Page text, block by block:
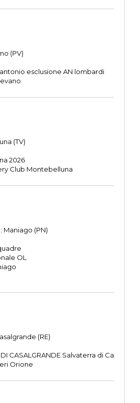
(PV)
esclusione AN lombardi
(TV)
2026
Club Montebelluna
Maniago (PN)
OL
(RE)
DI CASALGRANDE Salvaterra di Ca
Orione